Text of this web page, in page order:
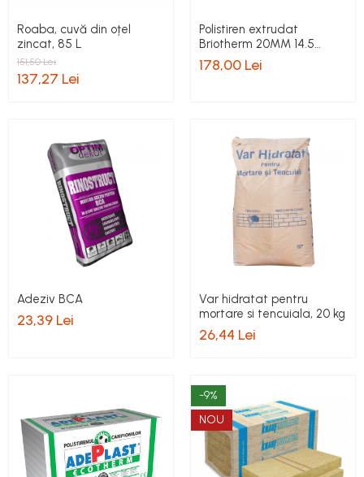
Roaba, cuvă din oțel
zincat, 85 L
151,50 Lei
137,27 Lei
Polistiren extrudat
Briotherm 20MM 14.5
mp/bax pret/bax
178,00 Lei
Adeziv BCA
23,39 Lei
Var hidratat pentru
mortare si tencuiala, 20 kg
26,44 Lei
-9%
NOU